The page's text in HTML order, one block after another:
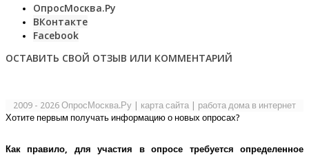
ОпросМосква.Ру
ВКонтакте
Facebook
ОСТАВИТЬ СВОЙ ОТЗЫВ ИЛИ КОММЕНТАРИЙ
2009 - 2026 ОпросМосква.Ру | карта сайта | работа дома в интернет
Хотите первым получать информацию о новых опросах?
Как правило, для участия в опросе требуется определенное